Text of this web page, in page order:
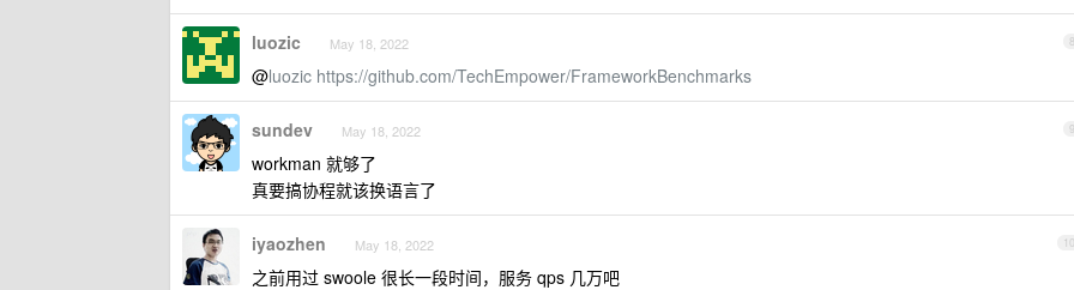
8
luozic May 18, 2022
@luozic https://github.com/TechEmpower/FrameworkBenchmarks
9
sundev May 18, 2022
workman 就够了
真要搞协程就该换语言了
10
iyaozhen May 18, 2022
之前用过 swoole 很长一段时间，服务 qps 几万吧